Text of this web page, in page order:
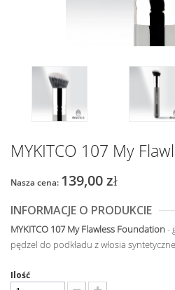
MYKITCO 107 My
Nasza cena: 139,00 zł
INFORMACJE O PRODUKCIE
MYKITCO 107 My Flawless Foundation-
pędzel do podkładu z włosia
Ilość